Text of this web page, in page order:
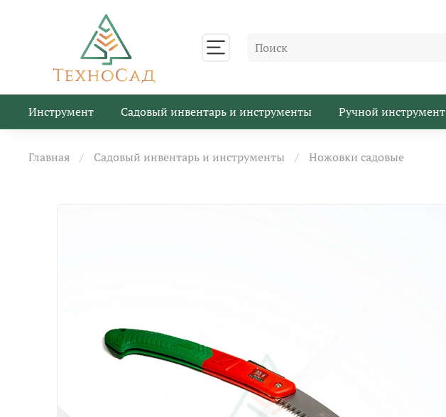
Инструмент Садовый инвентарь и инструменты Ручной инструмент
Главная Садовый инвентарь и инструменты Ножовки садовые